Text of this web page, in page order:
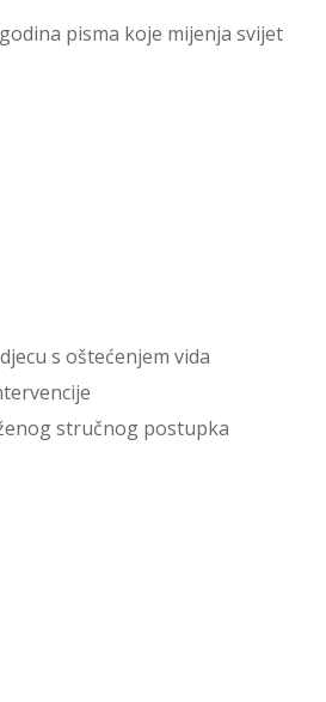
pisma koje mijenja svijet
s oštećenjem vida
stručnog postupka